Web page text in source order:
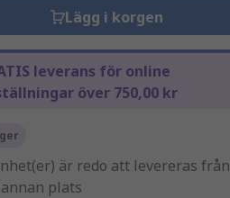
Lägg i korgen
leverans för online
över 750,00 kr
är redo att levereras från
plats